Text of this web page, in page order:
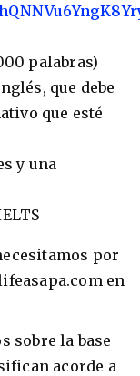
palabras)
que debe
que esté
y una
por
en
sobre la base
acorde a